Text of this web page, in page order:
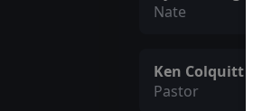
Nate
Ken Colquitt
Pastor